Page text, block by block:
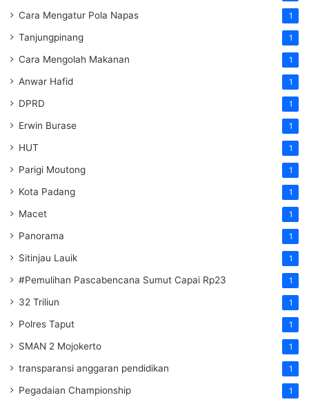
Cara Mengatur Pola Napas 1
Tanjungpinang 1
Cara Mengolah Makanan 1
Anwar Hafid 1
DPRD 1
Erwin Burase 1
HUT 1
Parigi Moutong 1
Kota Padang 1
Macet 1
Panorama 1
Sitinjau Lauik 1
#Pemulihan Pascabencana Sumut Capai Rp23 1
32 Triliun 1
Polres Taput 1
SMAN 2 Mojokerto 1
transparansi anggaran pendidikan 1
Pegadaian Championship 1